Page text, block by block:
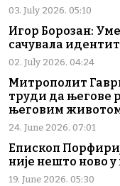
03. July 2026. 05:10
Игор Борозан:
сачувала
02. July 2026. 04:24
Митрополит
труди да његове
његовим
24. June 2026. 07:01
Епископ
није нешто ново
19. June 2026. 05:30